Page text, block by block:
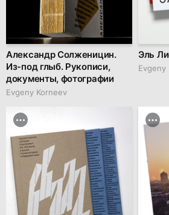
Александр Солженицин.
Из-под глыб. Рукописи,
документы, фотографии
Evgeny Korneev
Эль
Evgeny